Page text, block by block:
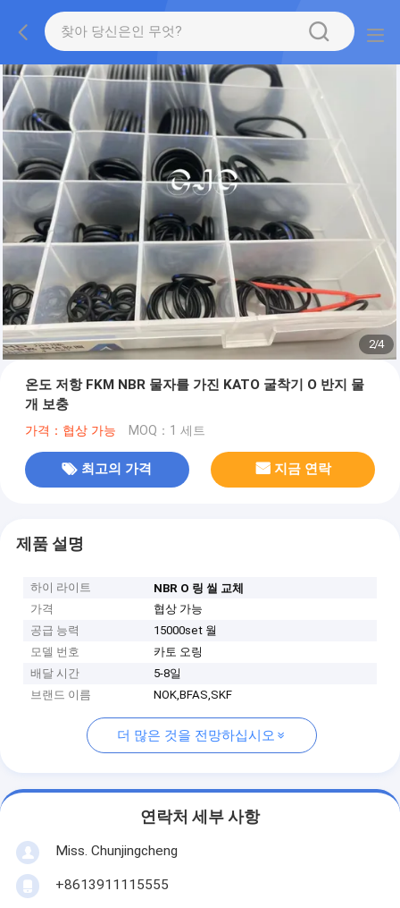
2/4
온도 저항 FKM NBR 물자를 가진 KATO 굴착기 O 반지 물
개 보충
가격：협상 가능 MOQ：1 세트
최고의 가격 지금 연락
제품 설명
하이 라이트
NBR O 링 씰 교체
가격
협상 가능
공급 능력
15000set 월
모델 번호
카토 오링
배달 시간
5-8일
브랜드 이름
NOK,BFAS,SKF
더 많은 것을 전망하십시오
연락처 세부 사항
Miss. Chunjingcheng
+8613911115555